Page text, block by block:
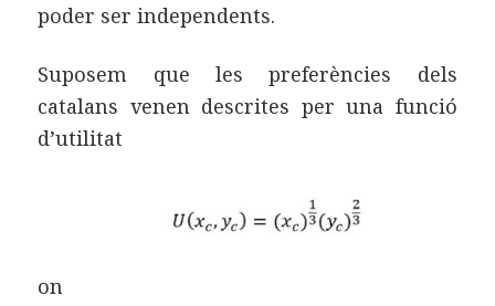
poder ser independents.
Suposem que les preferències dels
catalans venen descrites per una funció
d’utilitat
on